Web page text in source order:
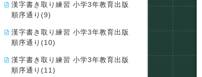
漢字書き取り練習 小学3年教育出版
順序通り(9)
漢字書き取り練習 小学3年教育出版
順序通り(10)
漢字書き取り練習 小学3年教育出版
順序通り(11)